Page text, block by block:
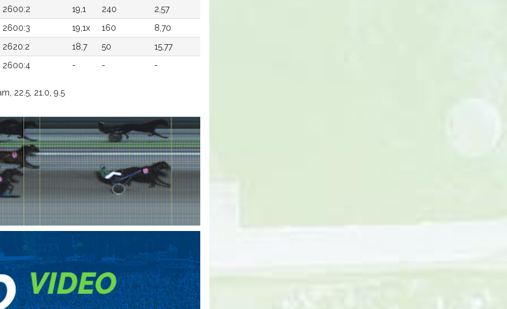
2600:2 19,1 240
2,57
2600:3 19,1x 160
8,70
2620:2 18,7 50
15,77
2600:4 - - -
22.5, 21.0, 9.5